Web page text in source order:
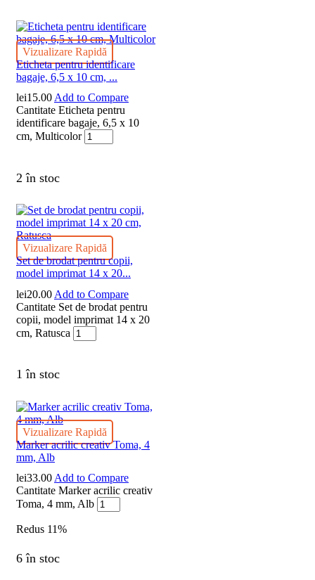
Vizualizare Rapidă
Eticheta pentru identificare
bagaje, 6,5 x 10 cm, ...
lei15.00 Add to Compare
Cantitate Eticheta pentru
identificare bagaje, 6,5 x 10
cm, Multicolor
2 în stoc
Vizualizare Rapidă
Set de brodat pentru copii,
model imprimat 14 x 20...
lei20.00 Add to Compare
Cantitate Set de brodat pentru
copii, model imprimat 14 x 20
cm, Ratusca
1 în stoc
Vizualizare Rapidă
Marker acrilic creativ Toma, 4
mm, Alb
lei33.00 Add to Compare
Cantitate Marker acrilic creativ
Toma, 4 mm, Alb
Redus 11%
6 în stoc